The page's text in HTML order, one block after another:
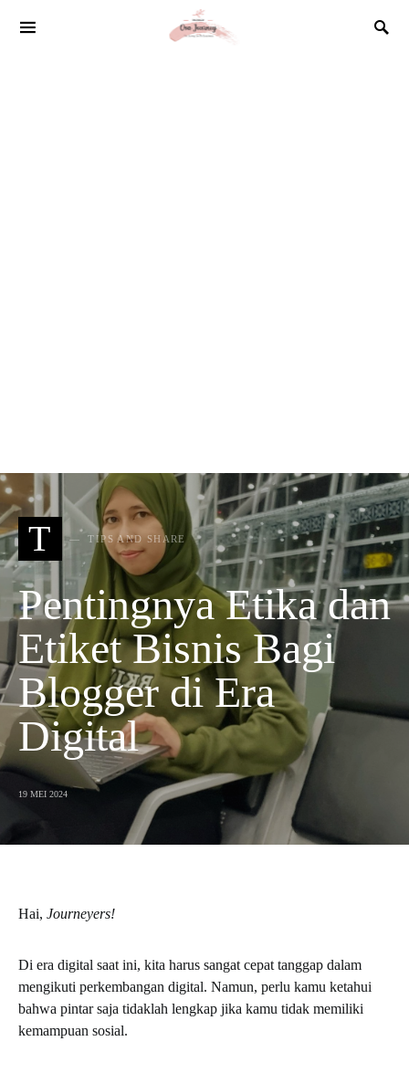
SEARCH FOR:
T TIPS AND SHARE
Pentingnya Etika dan
Etiket Bisnis Bagi
Blogger di Era
Digital
19 MEI 2024
Hai, Journeyers!
Di era digital saat ini, kita harus sangat cepat tanggap dalam
mengikuti perkembangan digital. Namun, perlu kamu ketahui
bahwa pintar saja tidaklah lengkap jika kamu tidak memiliki
kemampuan sosial.